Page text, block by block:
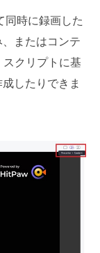
同時に録画した
またはコンテ
クリプトに基
したりできま